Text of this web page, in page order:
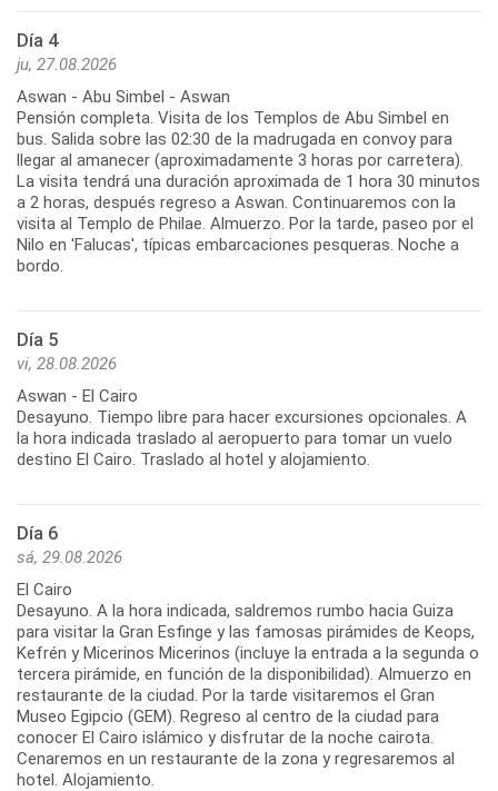
Día 4
ju, 27.08.2026
Aswan - Abu Simbel - Aswan
Pensión completa. Visita de los Templos de Abu Simbel en
bus. Salida sobre las 02:30 de la madrugada en convoy para
llegar al amanecer (aproximadamente 3 horas por carretera).
La visita tendrá una duración aproximada de 1 hora 30 minutos
a 2 horas, después regreso a Aswan. Continuaremos con la
visita al Templo de Philae. Almuerzo. Por la tarde, paseo por el
Nilo en 'Falucas', típicas embarcaciones pesqueras. Noche a
bordo.
Día 5
vi, 28.08.2026
Aswan - El Cairo
Desayuno. Tiempo libre para hacer excursiones opcionales. A
la hora indicada traslado al aeropuerto para tomar un vuelo
destino El Cairo. Traslado al hotel y alojamiento.
Día 6
sá, 29.08.2026
El Cairo
Desayuno. A la hora indicada, saldremos rumbo hacia Guiza
para visitar la Gran Esfinge y las famosas pirámides de Keops,
Kefrén y Micerinos Micerinos (incluye la entrada a la segunda o
tercera pirámide, en función de la disponibilidad). Almuerzo en
restaurante de la ciudad. Por la tarde visitaremos el Gran
Museo Egipcio (GEM). Regreso al centro de la ciudad para
conocer El Cairo islámico y disfrutar de la noche cairota.
Cenaremos en un restaurante de la zona y regresaremos al
hotel. Alojamiento.